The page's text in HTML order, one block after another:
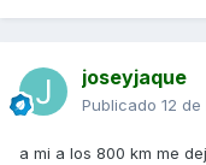
joseyjaque
Publicado 12 de
a mi a los 800 km me